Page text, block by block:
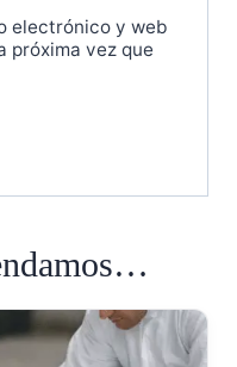
electrónico y web
próxima vez que